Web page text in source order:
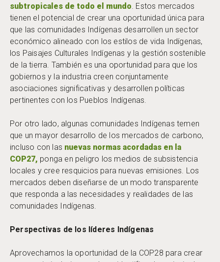
subtropicales de todo el mundo. Estos mercados
tienen el potencial de crear una oportunidad única para
que las comunidades Indígenas desarrollen un sector
económico alineado con los estilos de vida Indígenas,
los Paisajes Culturales Indígenas y la gestión sostenible
de la tierra. También es una oportunidad para que los
gobiernos y la industria creen conjuntamente
asociaciones significativas y desarrollen políticas
pertinentes con los Pueblos Indígenas.
Por otro lado, algunas comunidades Indígenas temen
que un mayor desarrollo de los mercados de carbono,
incluso con las nuevas normas acordadas en la
COP27, ponga en peligro los medios de subsistencia
locales y cree resquicios para nuevas emisiones. Los
mercados deben diseñarse de un modo transparente
que responda a las necesidades y realidades de las
comunidades Indígenas.
Perspectivas de los líderes Indígenas
Aprovechamos la oportunidad de la COP28 para crear